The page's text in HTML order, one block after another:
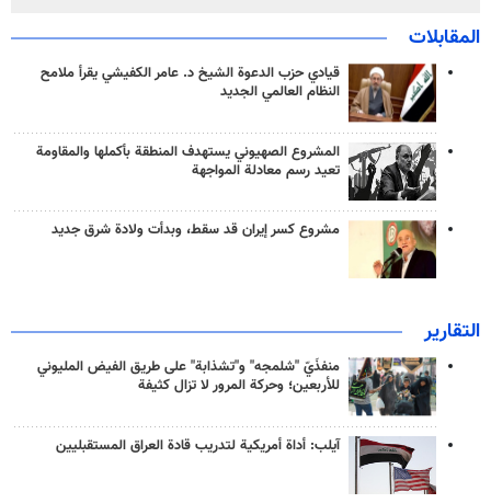
المقابلات
قيادي حزب الدعوة الشيخ د. عامر الكفيشي يقرأ ملامح
النظام العالمي الجديد
المشروع الصهيوني يستهدف المنطقة بأكملها والمقاومة
تعيد رسم معادلة المواجهة
مشروع كسر إيران قد سقط، وبدأت ولادة شرق جديد
التقارير
منفذَيّ "شلمجه" و"تشذابة" على طريق الفيض المليوني
للأربعين؛ وحركة المرور لا تزال كثيفة
آيلب: أداة أمريكية لتدريب قادة العراق المستقبليين